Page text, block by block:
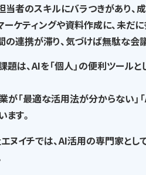
当者のスキルにバラつきがあり、
ーケティングや資料作成に、未だ
の連携が滞り、気づけば無駄な会
題は、AIを「個人」の便利ツールと
が「最適な活用法が分からない」
ます。
ヌイチでは、AI活用の専門家として